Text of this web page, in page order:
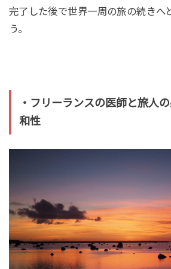
完了した後で世界一周の旅の続きへ
う。
・フリーランスの医師と旅人
和性